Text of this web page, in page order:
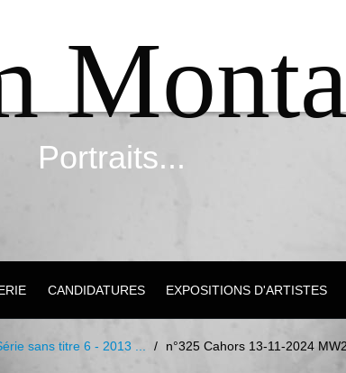
Portraits...
CANDIDATURES EXPOSITIONS D'ARTISTES
sans titre 6 - 2013 ... / n°325 Cahors 13-11-2024 MW2